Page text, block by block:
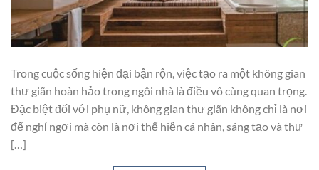
Trong cuộc sống hiện đại bận rộn, việc tạo ra một không gian
thư giãn hoàn hảo trong ngôi nhà là điều vô cùng quan trọng.
Đặc biệt đối với phụ nữ, không gian thư giãn không chỉ là nơi
để nghỉ ngơi mà còn là nơi thể hiện cá nhân, sáng tạo và thư
[…]